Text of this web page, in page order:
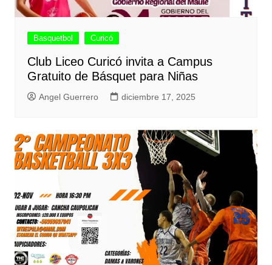
Basquetbol Curicó
Club Liceo Curicó invita a Campus
Gratuito de Básquet para Niñas
Angel Guerrero diciembre 17, 2025